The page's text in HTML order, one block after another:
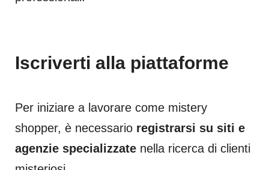
Iscriverti alla piattaforme
Per iniziare a lavorare come mistery
shopper, è necessario registrarsi su siti e
agenzie specializzate nella ricerca di clienti